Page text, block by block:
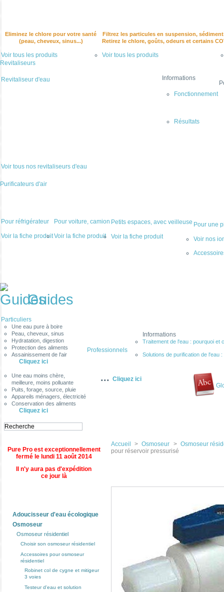
Eliminez le chlore pour votre santé
(peau, cheveux, sinus...)
Voir tous les produits
Filtrez les particules en suspension,
Retirez le chlore, goûts, odeurs et certains
Voir tous les produits
Revitaliseurs
Revitaliseur d'eau
Voir tous nos revitaliseurs d'eau
Informations
Fonctionnement
Résultats
Purificateurs d'air
Pour réfrigérateur
Voir la fiche produit
Pour voiture, camion
Voir la fiche produit
Petits espaces, avec veilleuse
Voir la fiche produit
Pour une
Voir nos
Guides
Particuliers
Une eau pure à boire
Peau, cheveux, sinus
Hydratation, digestion
Protection des aliments
Assainissement de l'air
Cliquez ici
Une eau moins chère,
meilleure, moins polluante
Puits, forage, source, pluie
Appareils ménagers, électricité
Conservation des aliments
Cliquez ici
Professionnels
... Cliquez ici
Informations
Traitement de l'eau : pourquoi et
Solutions de purification de l'eau
Pure Pro est exceptionnellement
fermé le lundi 11 août 2014
Il n'y aura pas d'expédition
ce jour là
Adoucisseur d'eau écologique
Osmoseur
Osmoseur résidentiel
Choisir son osmoseur résidentiel
Accessoires pour osmoseur
résidentiel
Robinet col de cygne et mitigeur
3 voies
Testeur d'eau et solution
Accueil > Osmoseur > Osmoseur
pour réservoir pressurisé